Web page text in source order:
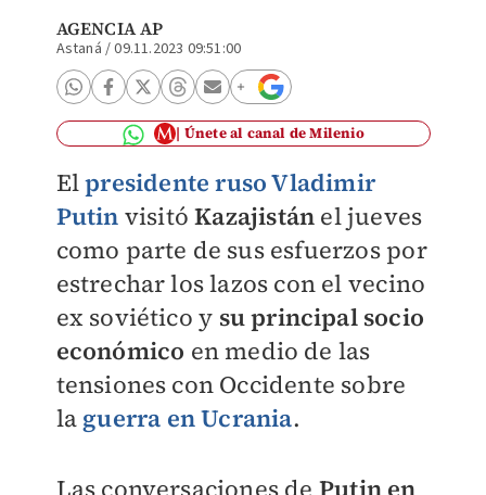
AGENCIA AP
Astaná /09.11.2023 09:51:00
Únete al canal de Milenio
Elpresidente ruso Vladimir
Putin visitóKazajistán el jueves
como parte de sus esfuerzos por
estrechar los lazos con el vecino
ex soviético y su principal socio
económico en medio de las
tensiones con Occidente sobre
la guerra en Ucrania.
Las conversaciones de Putin en